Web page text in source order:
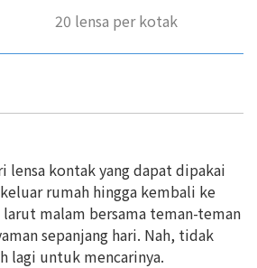
20 lensa per kotak
lensa kontak yang dapat dipakai
rumah hingga kembali ke
larut malam bersama teman-teman
sepanjang hari. Nah, tidak
lagi untuk mencarinya.